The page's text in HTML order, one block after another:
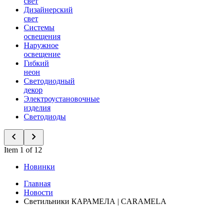
Дизайнерский
свет
Системы
освещения
Наружное
освещение
Гибкий
неон
Светодиодный
декор
Электроустановочные
изделия
Светодиоды
Item 1 of 12
Новинки
Главная
Новости
Светильники КАРАМЕЛА | CARAMELA